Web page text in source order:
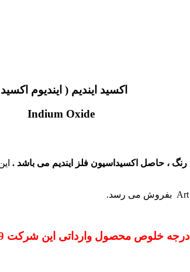
اکسید ایندیم ( ایندیوم
Indium Oxide
درجه خلوص محصول وارداتی این شرکت 99.9% میباشد